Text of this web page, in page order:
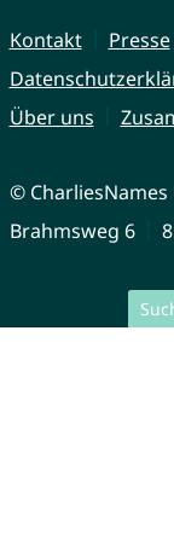
Kontakt Presse
Über uns
©
Brahmsweg 6